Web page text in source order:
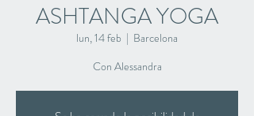
ASHTANGA YOGA
lun, 14 feb
  |
Barcelona
Con Alessandra